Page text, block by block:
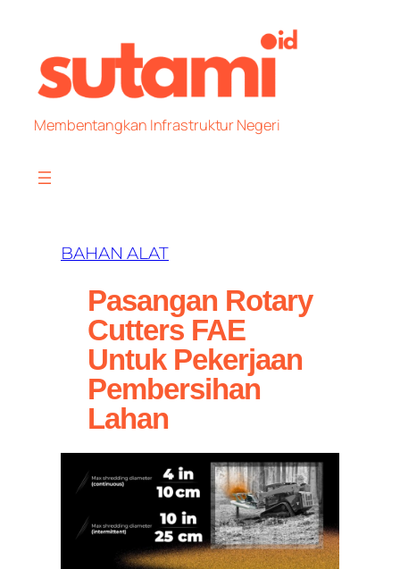
content
Membentangkan Infrastruktur Negeri
BAHAN ALAT
Pasangan Rotary
Cutters FAE
Untuk Pekerjaan
Pembersihan
Lahan